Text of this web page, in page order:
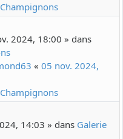
2024, 18:00 » dans
« 05 nov. 2024,
14:03 » dans Galerie